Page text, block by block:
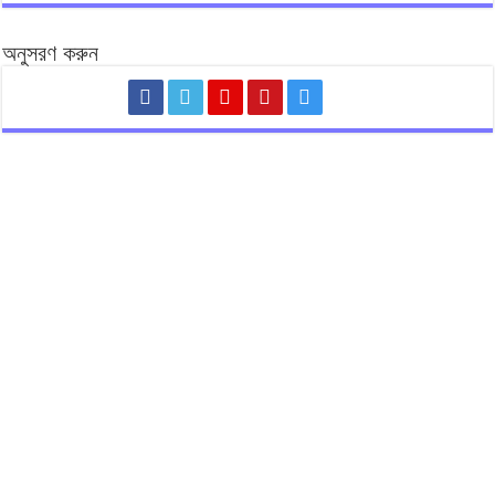
অনুসরণ করুন